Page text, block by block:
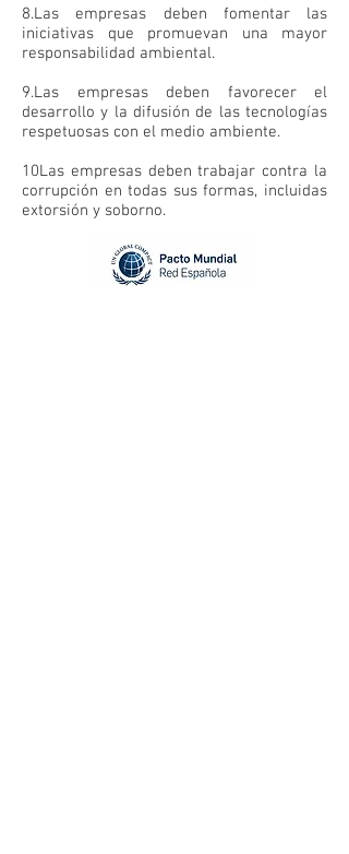
8.Las empresas deben fomentar las
iniciativas que promuevan una mayor
responsabilidad ambiental.
9.Las empresas deben favorecer el
desarrollo y la difusión de las tecnologías
respetuosas con el medio ambiente.
10Las empresas deben trabajar contra la
corrupción en todas sus formas, incluidas
extorsión y soborno.